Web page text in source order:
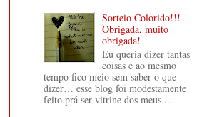
Sorteio Colorido!!!
Obrigada, muito
obrigada!
Eu queria dizer tantas
coisas e ao mesmo
tempo fico meio sem saber o que
dizer… esse blog foi modestamente
feito prá ser vitrine dos meus ...